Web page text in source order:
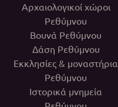
Αρχαιολογικοί χώροι
Ρεθύμνου
Βουνά Ρεθύμνου
Δάση Ρεθύμνου
Εκκλησίες & μοναστήρια
Ρεθύμνου
Ιστορικά μνημεία